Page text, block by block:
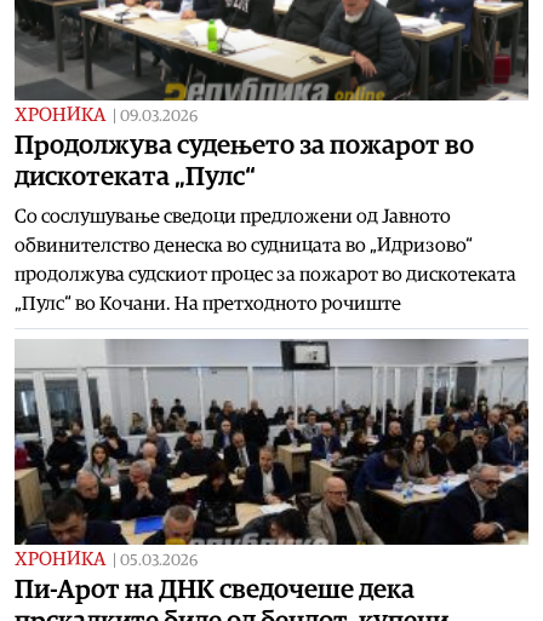
ХРОНИКА 09.03.2026
Продолжува судењето за пожарот во
дискотеката „Пулс“
Со сослушување сведоци предложени од Јавното
обвинителство денеска во судницата во „Идризово“
продолжува судскиот процес за пожарот во дискотеката
„Пулс“ во Кочани. На претходното рочиште
ХРОНИКА 05.03.2026
Пи-Арот на ДНК сведочеше дека